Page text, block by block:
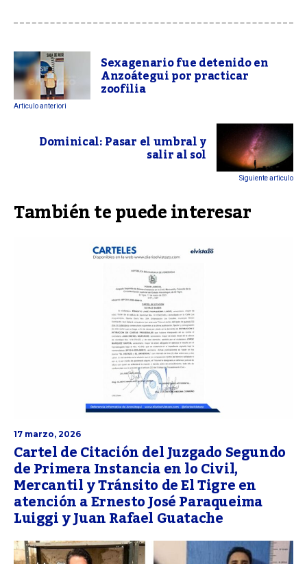
Sexagenario fue detenido en
Anzoátegui por practicar
zoofilia
Articulo anteriori
Dominical: Pasar el umbral y
salir al sol
Siguiente articulo
También te puede interesar
17 marzo, 2026
Cartel de Citación del Juzgado Segundo
de Primera Instancia en lo Civil,
Mercantil y Tránsito de El Tigre en
atención a Ernesto José Paraqueima
Luiggi y Juan Rafael Guatache